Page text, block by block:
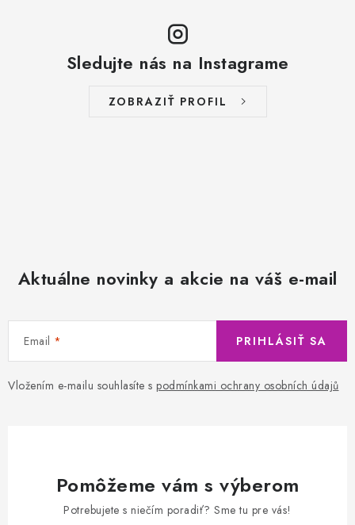
Sledujte nás na Instagrame
ZOBRAZIŤ PROFIL
Aktuálne novinky a akcie na váš e-mail
Email
Vložením e-mailu souhlasíte s podmínkami ochrany osobních údajů
PRIHLÁSIŤ SA
Pomôžeme vám s výberom
Potrebujete s niečím poradiť? Sme tu pre vás!